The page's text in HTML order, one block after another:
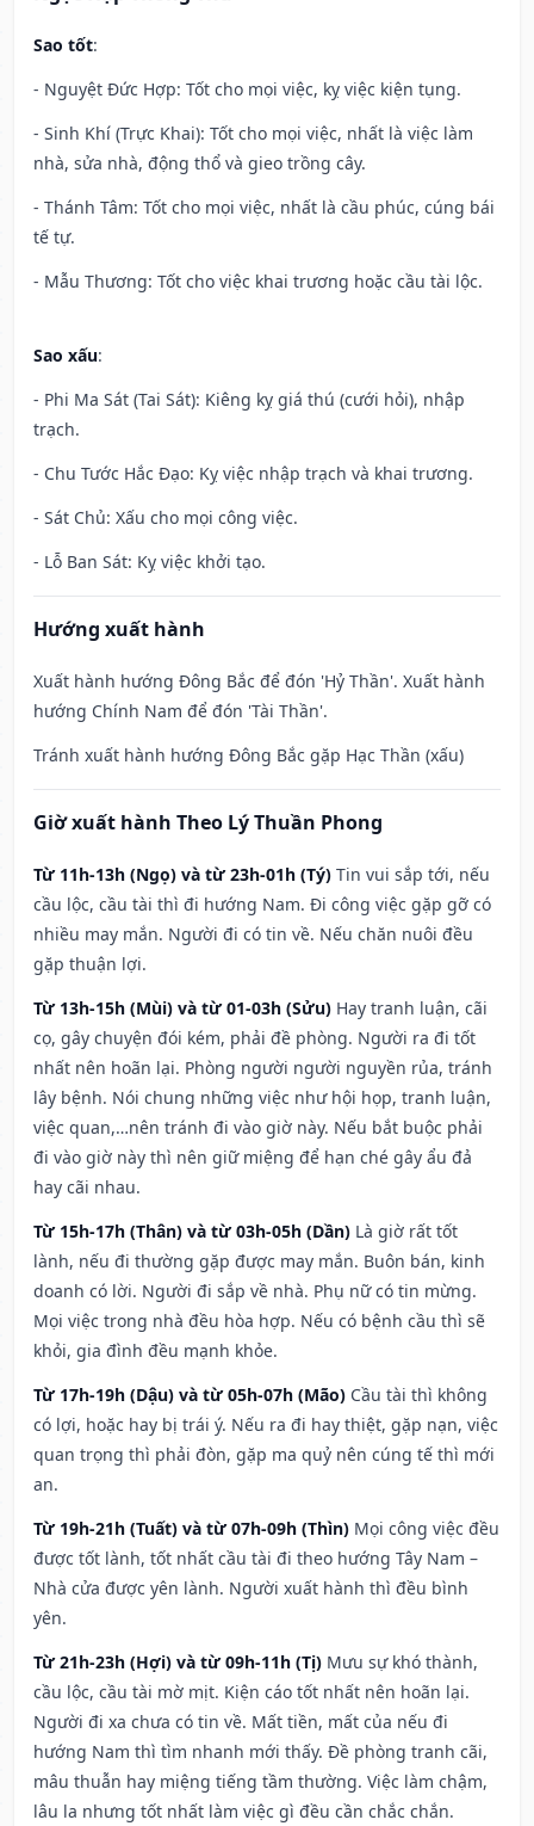
Sao tốt:
- Nguyệt Đức Hợp: Tốt cho mọi việc, kỵ việc kiện tụng.
- Sinh Khí (Trực Khai): Tốt cho mọi việc, nhất là việc làm
nhà, sửa nhà, động thổ và gieo trồng cây.
- Thánh Tâm: Tốt cho mọi việc, nhất là cầu phúc, cúng bái
tế tự.
- Mẫu Thương: Tốt cho việc khai trương hoặc cầu tài lộc.
Sao xấu:
- Phi Ma Sát (Tai Sát): Kiêng kỵ giá thú (cưới hỏi), nhập
trạch.
- Chu Tước Hắc Đạo: Kỵ việc nhập trạch và khai trương.
- Sát Chủ: Xấu cho mọi công việc.
- Lỗ Ban Sát: Kỵ việc khởi tạo.
Hướng xuất hành
Xuất hành hướng Đông Bắc để đón 'Hỷ Thần'. Xuất hành
hướng Chính Nam để đón 'Tài Thần'.
Tránh xuất hành hướng Đông Bắc gặp Hạc Thần (xấu)
Giờ xuất hành Theo Lý Thuần Phong
Từ 11h-13h (Ngọ) và từ 23h-01h (Tý) Tin vui sắp tới, nếu
cầu lộc, cầu tài thì đi hướng Nam. Đi công việc gặp gỡ có
nhiều may mắn. Người đi có tin về. Nếu chăn nuôi đều
gặp thuận lợi.
Từ 13h-15h (Mùi) và từ 01-03h (Sửu) Hay tranh luận, cãi
cọ, gây chuyện đói kém, phải đề phòng. Người ra đi tốt
nhất nên hoãn lại. Phòng người người nguyền rủa, tránh
lây bệnh. Nói chung những việc như hội họp, tranh luận,
việc quan,…nên tránh đi vào giờ này. Nếu bắt buộc phải
đi vào giờ này thì nên giữ miệng để hạn ché gây ẩu đả
hay cãi nhau.
Từ 15h-17h (Thân) và từ 03h-05h (Dần) Là giờ rất tốt
lành, nếu đi thường gặp được may mắn. Buôn bán, kinh
doanh có lời. Người đi sắp về nhà. Phụ nữ có tin mừng.
Mọi việc trong nhà đều hòa hợp. Nếu có bệnh cầu thì sẽ
khỏi, gia đình đều mạnh khỏe.
Từ 17h-19h (Dậu) và từ 05h-07h (Mão) Cầu tài thì không
có lợi, hoặc hay bị trái ý. Nếu ra đi hay thiệt, gặp nạn, việc
quan trọng thì phải đòn, gặp ma quỷ nên cúng tế thì mới
an.
Từ 19h-21h (Tuất) và từ 07h-09h (Thìn) Mọi công việc đều
được tốt lành, tốt nhất cầu tài đi theo hướng Tây Nam –
Nhà cửa được yên lành. Người xuất hành thì đều bình
yên.
Từ 21h-23h (Hợi) và từ 09h-11h (Tị) Mưu sự khó thành,
cầu lộc, cầu tài mờ mịt. Kiện cáo tốt nhất nên hoãn lại.
Người đi xa chưa có tin về. Mất tiền, mất của nếu đi
hướng Nam thì tìm nhanh mới thấy. Đề phòng tranh cãi,
mâu thuẫn hay miệng tiếng tầm thường. Việc làm chậm,
lâu la nhưng tốt nhất làm việc gì đều cần chắc chắn.